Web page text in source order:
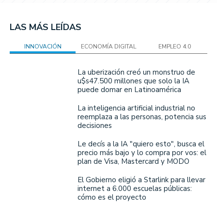
LAS MÁS LEÍDAS
INNOVACIÓN ECONOMÍA DIGITAL EMPLEO 4.0
La uberización creó un monstruo de
u$s47.500 millones que solo la IA
puede domar en Latinoamérica
La inteligencia artificial industrial no
reemplaza a las personas, potencia sus
decisiones
Le decís a la IA "quiero esto", busca el
precio más bajo y lo compra por vos: el
plan de Visa, Mastercard y MODO
El Gobierno eligió a Starlink para llevar
internet a 6.000 escuelas públicas:
cómo es el proyecto